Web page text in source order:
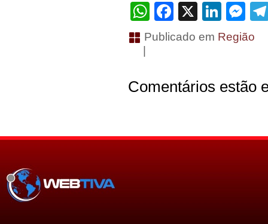
WhatsApp
Facebook
X
Publicado em Região
Comentários estão